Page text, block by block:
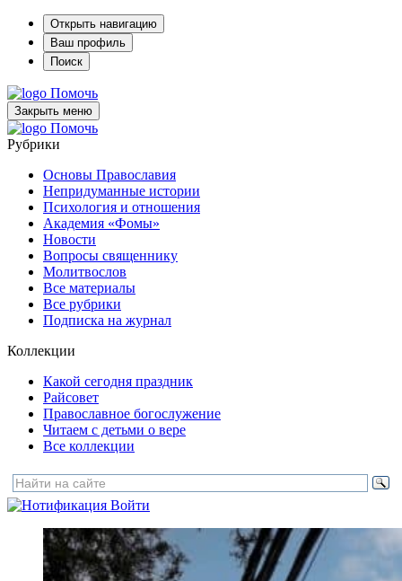
Открыть навигацию
Ваш профиль
Поиск
Помочь
Закрыть меню
Помочь
Рубрики
Основы Православия
Непридуманные истории
Психология и отношения
Академия «Фомы»
Новости
Вопросы священнику
Молитвослов
Все материалы
Все рубрики
Подписка на журнал
Коллекции
Какой сегодня праздник
Райсовет
Православное богослужение
Читаем с детьми о вере
Все коллекции
Войти